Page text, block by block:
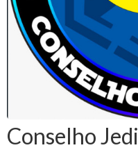
Conselho Jedi